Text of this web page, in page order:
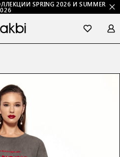
SPRING 2026 И SUMMER